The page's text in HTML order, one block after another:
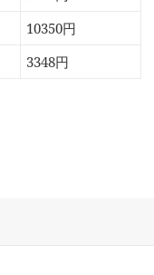
10350円
3348円